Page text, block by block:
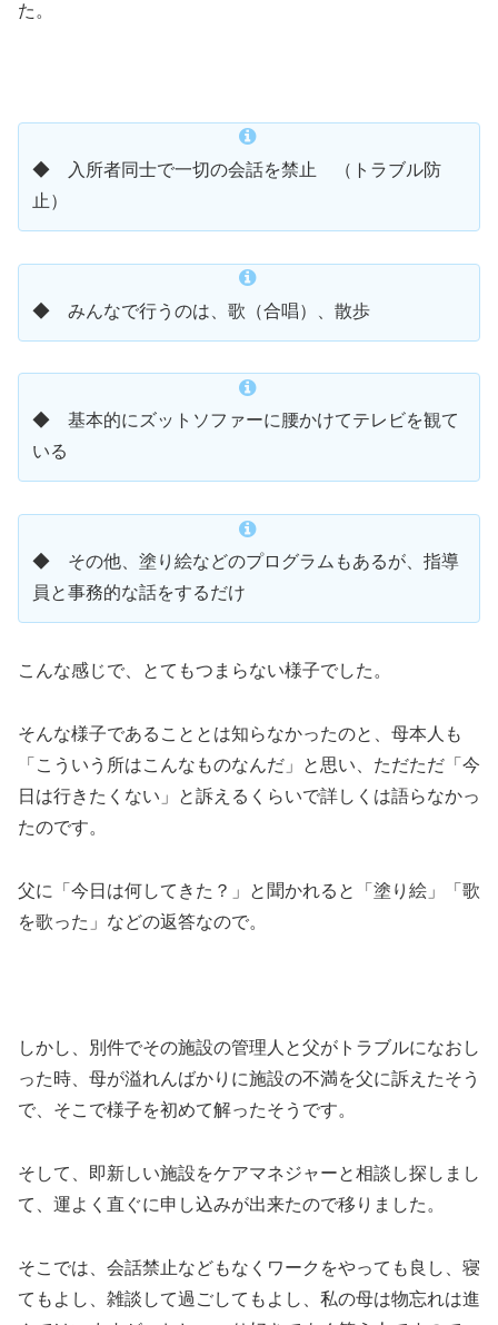
た。
◆ 入所者同士で一切の会話を禁止 （トラブル防
止）
◆ みんなで行うのは、歌（合唱）、散歩
◆ 基本的にズットソファーに腰かけてテレビを観て
いる
◆ その他、塗り絵などのプログラムもあるが、指導
員と事務的な話をするだけ
こんな感じで、とてもつまらない様子でした。
そんな様子であることとは知らなかったのと、母本人も
「こういう所はこんなものなんだ」と思い、ただただ「今
日は行きたくない」と訴えるくらいで詳しくは語らなかっ
たのです。
父に「今日は何してきた？」と聞かれると「塗り絵」「歌
を歌った」などの返答なので。
しかし、別件でその施設の管理人と父がトラブルになおし
った時、母が溢れんばかりに施設の不満を父に訴えたそう
で、そこで様子を初めて解ったそうです。
そして、即新しい施設をケアマネジャーと相談し探しまし
て、運よく直ぐに申し込みが出来たので移りました。
そこでは、会話禁止などもなくワークをやっても良し、寝
てもよし、雑談して過ごしてもよし、私の母は物忘れは進